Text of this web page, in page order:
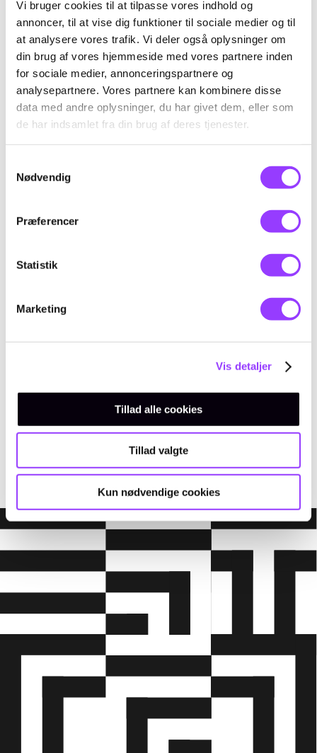
Vi bruger cookies til at tilpasse vores indhold og
annoncer, til at vise dig funktioner til sociale medier og til
at analysere vores trafik. Vi deler også oplysninger om
din brug af vores hjemmeside med vores partnere inden
for sociale medier, annonceringspartnere og
analysepartnere. Vores partnere kan kombinere disse
data med andre oplysninger, du har givet dem, eller som
de har indsamlet fra din brug af deres tjenester.
Nødvendig
Præferencer
Statistik
Marketing
Vis detaljer
Tillad alle cookies
Tillad valgte
Kun nødvendige cookies
ajourføringsuddannelse (recurrent training)
fortsat foretage sikkerhedsmæssig korrekt
anti-icing og deicing af fly med relevant
udstyr i overensstemmelse med opdaterede
regler, kundekrav, procedure og instruktioner.
administration
amukursus@tec.dk
TELEFON